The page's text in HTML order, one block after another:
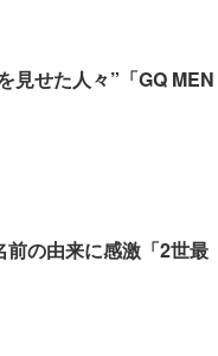
見せた人々”「GQ MEN
の由来に感激「2世最